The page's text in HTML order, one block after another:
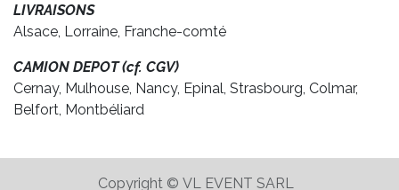
LIVRAISONS
Alsace, Lorraine, Franche-comté
CAMION DEPOT (cf. CGV)
Cernay, Mulhouse, Nancy, Epinal, Strasbourg, Colmar,
Belfort, Montbéliard
Copyright © VL EVENT SARL